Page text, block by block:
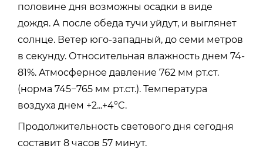
половине дня возможны осадки в виде
дождя. А после обеда тучи уйдут, и выглянет
солнце. Ветер юго-западный, до семи метров
в секунду. Относительная влажность днем 74-
81%. Атмосферное давление 762 мм рт.ст.
(норма 745−765 мм рт.ст.). Температура
воздуха днем +2...+4°C.
Продолжительность светового дня сегодня
составит 8 часов 57 минут.